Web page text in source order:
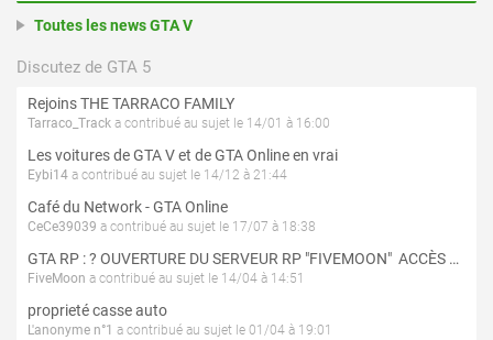
Toutes les news GTA V
Discutez de GTA 5
Rejoins THE TARRACO FAMILY
Tarraco_Track a contribué au sujet le 14/01 à 16:00
Les voitures de GTA V et de GTA Online en vrai
Eybi14 a contribué au sujet le 14/12 à 21:44
Café du Network - GTA Online
CeCe39039 a contribué au sujet le 17/07 à 18:38
GTA RP : ? OUVERTURE DU SERVEUR RP "FIVEMOON"  ACCÈS LIBRE ?
FiveMoon a contribué au sujet le 14/04 à 14:51
proprieté casse auto
L'anonyme n°1 a contribué au sujet le 01/04 à 19:01